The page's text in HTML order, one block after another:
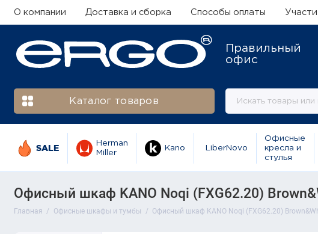
О компании Доставка и сборка Способы оплаты
Правильный
офис
Каталог товаров
SALE
Herman
Miller
Kano LiberNovo
Офисные
кресла и
стулья
Офисный шкаф KANO Noqi (FXG62.20)
Главная Офисные шкафы и тумбы Офисный шкаф KANO Noqi (FXG62.20)